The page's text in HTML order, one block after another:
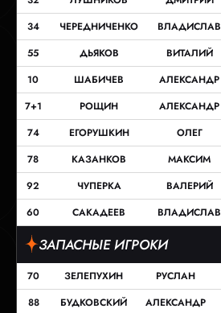
34
ЧЕРЕДНИЧЕНКО ВЛАДИСЛАВ
55
ДЬЯКОВ ВИТАЛИЙ
10
ШАБИЧЕВ АЛЕКСАНДР
7+1
РОЩИН АЛЕКСАНДР
74
ЕГОРУШКИН ОЛЕГ
78
КАЗАНКОВ МАКСИМ
92
ЧУПЕРКА ВАЛЕРИЙ
60
САКАДЕЕВ ВЛАДИСЛАВ
ЗАПАСНЫЕ ИГРОКИ
70 ЗЕЛЕПУХИН РУСЛАН
88
БУДКОВСКИЙ АЛЕКСАНДР